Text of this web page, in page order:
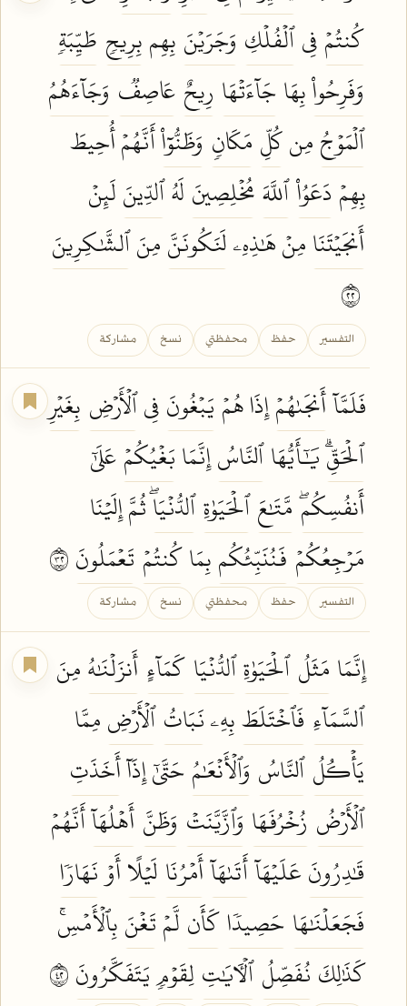
كُنتُمۡفِيٱلۡفُلۡكِ وَجَرَيۡنَ بِهِمبِرِيحٖ طَيِّبَةٖ
وَفَرِحُواْبِهَاجَآءَتۡهَا رِيحٌ عَاصِفٞ وَجَآءَهُمُ
ٱلۡمَوۡجُمِنكُلِّ مَكَانٖ وَظَنُّوٓاْأَنَّهُمۡ أُحِيطَ
بِهِمۡ دَعَوُاْٱللَّهَمُخۡلِصِينَ لَهُٱلدِّينَلَئِنۡ
أَنجَيۡتَنَامِنۡ هَٰذِهِۦلَنَكُونَنَّمِنَٱلشَّٰكِرِينَ
التفسير حفظ محفظتي نسخ مشاركة
فَلَمَّآأَنجَىٰهُمۡإِذَا هُمۡ يَبۡغُونَفِيٱلۡأَرۡضِ بِغَيۡرِ
ٱلۡحَقِّۗيَٰٓأَيُّهَاٱلنَّاسُإِنَّمَابَغۡيُكُمۡعَلَىٰٓ
أَنفُسِكُمۖ مَّتَٰعَٱلۡحَيَوٰةِٱلدُّنۡيَاۖثُمَّ إِلَيۡنَا
مَرۡجِعُكُمۡ فَنُنَبِّئُكُمبِمَاكُنتُمۡ تَعۡمَلُونَ
التفسير حفظ محفظتي نسخ مشاركة
إِنَّمَا مَثَلُٱلۡحَيَوٰةِٱلدُّنۡيَا كَمَآءٍ أَنزَلۡنَٰهُمِنَ
ٱلسَّمَآءِ فَٱخۡتَلَطَبِهِۦنَبَاتُ ٱلۡأَرۡضِمِمَّا
يَأۡكُلُٱلنَّاسُ وَٱلۡأَنۡعَٰمُحَتَّىٰٓ إِذَآأَخَذَتِ
ٱلۡأَرۡضُ زُخۡرُفَهَا وَٱزَّيَّنَتۡ وَظَنَّ أَهۡلُهَآأَنَّهُمۡ
قَٰدِرُونَعَلَيۡهَآأَتَىٰهَآأَمۡرُنَا لَيۡلًاأَوۡنَهَارٗا
فَجَعَلۡنَٰهَا حَصِيدٗاكَأَن لَّمۡتَغۡنَبِٱلۡأَمۡسِۚ
كَذَٰلِكَ نُفَصِّلُٱلۡأٓيَٰتِلِقَوۡمٖيَتَفَكَّرُونَ